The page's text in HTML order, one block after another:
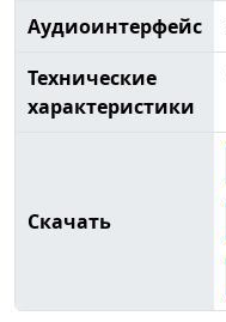
Аудиоинтерфейс
Технические
характеристики
Скачать